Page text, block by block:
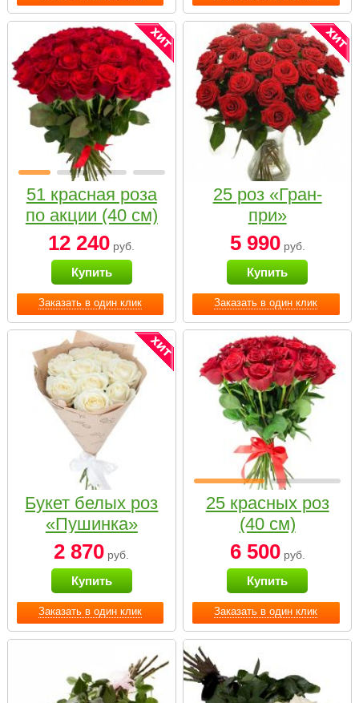
Заказать в один клик
51 красная роза
по акции (40 см)
12 240 руб.
Купить
Заказать в один клик
25 роз «Гран-
при»
5 990руб.
Купить
Заказать в один клик
Букет белых роз
«Пушинка»
2 870 руб.
Купить
Заказать в один клик
25 красных роз
(40 см)
6 500руб.
Купить